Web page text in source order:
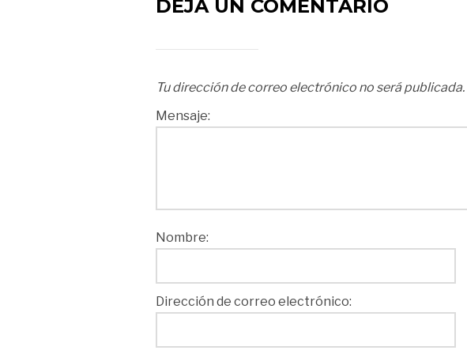
DEJA UN COMENTARIO
Tu dirección de correo electrónico no será publicada.
Mensaje:
Nombre:
Dirección de correo electrónico: